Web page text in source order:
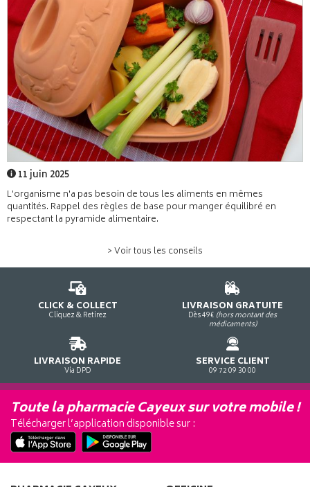
11 juin 2025
L'organisme n'a pas besoin de tous les aliments en mêmes
quantités. Rappel des règles de base pour manger équilibré en
respectant la pyramide alimentaire.
> Voir tous les conseils
CLICK & COLLECT
Cliquez & Retirez
LIVRAISON GRATUITE
Dès 49€ (hors montant des
médicaments)
LIVRAISON RAPIDE
Via DPD
SERVICE CLIENT
09 72 09 30 00
Toute la pharmacie Cayeux sur votre mobile !
Télécharger l’application disponible sur :